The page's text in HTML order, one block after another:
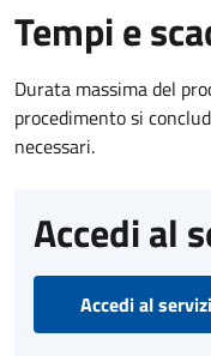
Tempi e
Durata massima del
procedimento si
necessari.
Accedi al
Accedi al